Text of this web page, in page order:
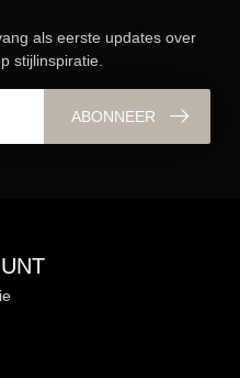
als eerste updates over
stijlinspiratie.
ABONNEER